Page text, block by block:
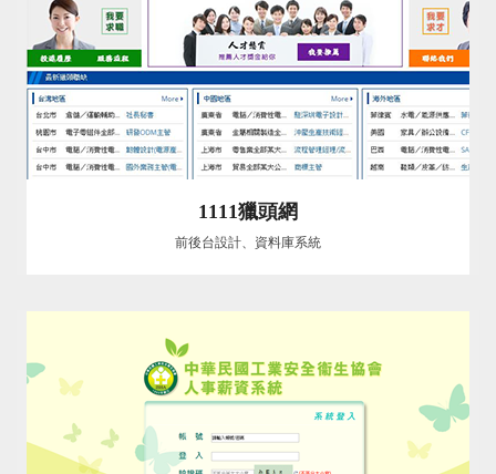
1111獵頭網
前後台設計、資料庫系統